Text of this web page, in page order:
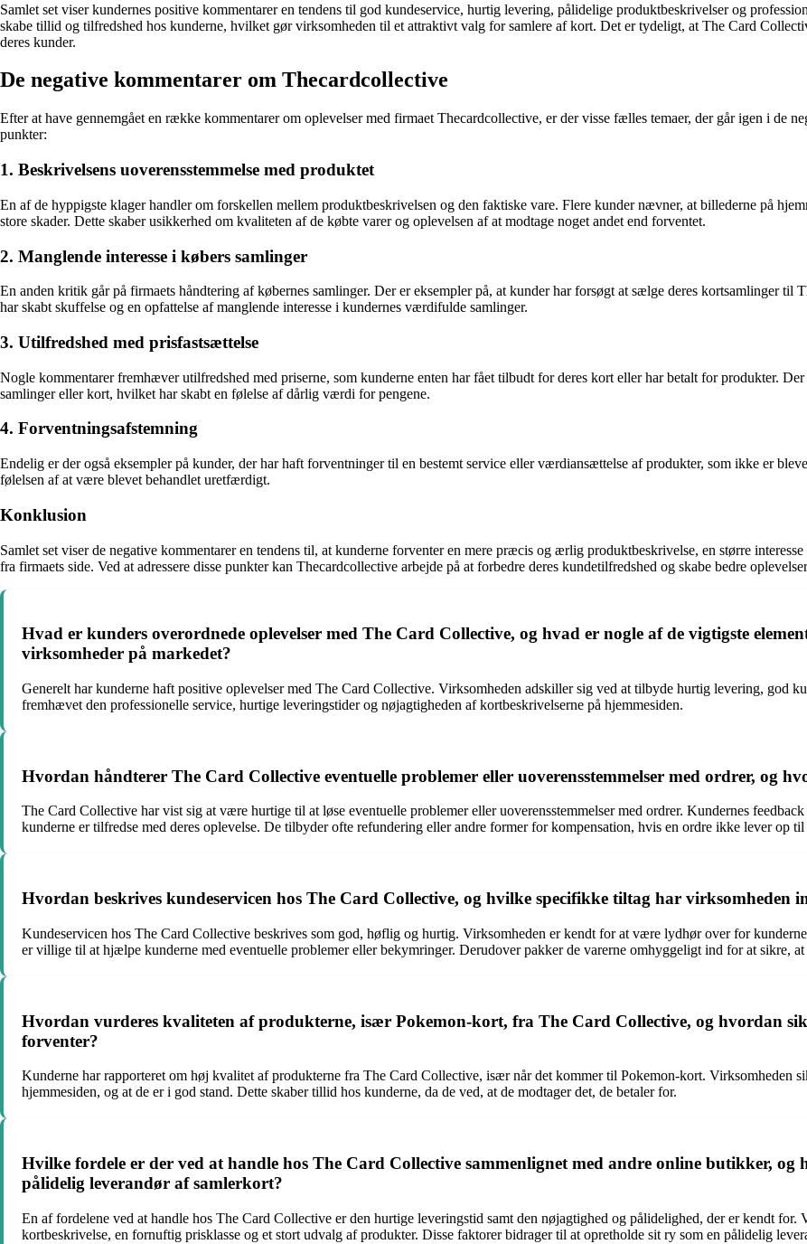
Samlet set viser kundernes positive kommentarer en tendens til god kundeservice, hurtig levering, pålidelige produktbeskrivelser og
skabe tillid og tilfredshed hos kunderne, hvilket gør virksomheden til et attraktivt valg for samlere af kort. Det er tydeligt, at The Card
deres kunder.
De negative kommentarer om Thecardcollective
Efter at have gennemgået en række kommentarer om oplevelser med firmaet Thecardcollective, er der visse fælles temaer, der går igen i de
punkter:
1. Beskrivelsens uoverensstemmelse med produktet
En af de hyppigste klager handler om forskellen mellem produktbeskrivelsen og den faktiske vare. Flere kunder nævner, at billederne på
store skader. Dette skaber usikkerhed om kvaliteten af de købte varer og oplevelsen af at modtage noget andet end forventet.
2. Manglende interesse i købers samlinger
En anden kritik går på firmaets håndtering af købernes samlinger. Der er eksempler på, at kunder har forsøgt at sælge deres kortsamlinger
har skabt skuffelse og en opfattelse af manglende interesse i kundernes værdifulde samlinger.
3. Utilfredshed med prisfastsættelse
Nogle kommentarer fremhæver utilfredshed med priserne, som kunderne enten har fået tilbudt for deres kort eller har betalt for produkter.
samlinger eller kort, hvilket har skabt en følelse af dårlig værdi for pengene.
4. Forventningsafstemning
Endelig er der også eksempler på kunder, der har haft forventninger til en bestemt service eller værdiansættelse af produkter, som ikke er
følelsen af at være blevet behandlet uretfærdigt.
Konklusion
Samlet set viser de negative kommentarer en tendens til, at kunderne forventer en mere præcis og ærlig produktbeskrivelse, en større
fra firmaets side. Ved at adressere disse punkter kan Thecardcollective arbejde på at forbedre deres kundetilfredshed og skabe bedre
Hvad er kunders overordnede oplevelser med The Card Collective, og hvad er nogle af de vigtigste
virksomheder på markedet?
Generelt har kunderne haft positive oplevelser med The Card Collective. Virksomheden adskiller sig ved at tilbyde hurtig levering, god
fremhævet den professionelle service, hurtige leveringstider og nøjagtigheden af kortbeskrivelserne på hjemmesiden.
Hvordan håndterer The Card Collective eventuelle problemer eller uoverensstemmelser med ordrer, og
The Card Collective har vist sig at være hurtige til at løse eventuelle problemer eller uoverensstemmelser med ordrer. Kundernes
kunderne er tilfredse med deres oplevelse. De tilbyder ofte refundering eller andre former for kompensation, hvis en ordre ikke lever op
Hvordan beskrives kundeservicen hos The Card Collective, og hvilke specifikke tiltag har virksomheden
Kundeservicen hos The Card Collective beskrives som god, høflig og hurtig. Virksomheden er kendt for at være lydhør over for
er villige til at hjælpe kunderne med eventuelle problemer eller bekymringer. Derudover pakker de varerne omhyggeligt ind for at sikre, at
Hvordan vurderes kvaliteten af produkterne, især Pokemon-kort, fra The Card Collective, og hvordan
forventer?
Kunderne har rapporteret om høj kvalitet af produkterne fra The Card Collective, især når det kommer til Pokemon-kort. Virksomheden
hjemmesiden, og at de er i god stand. Dette skaber tillid hos kunderne, da de ved, at de modtager det, de betaler for.
Hvilke fordele er der ved at handle hos The Card Collective sammenlignet med andre online butikker,
pålidelig leverandør af samlerkort?
En af fordelene ved at handle hos The Card Collective er den hurtige leveringstid samt den nøjagtighed og pålidelighed, der er kendt
kortbeskrivelse, en fornuftig prisklasse og et stort udvalg af produkter. Disse faktorer bidrager til at opretholde sit ry som en pålidelig